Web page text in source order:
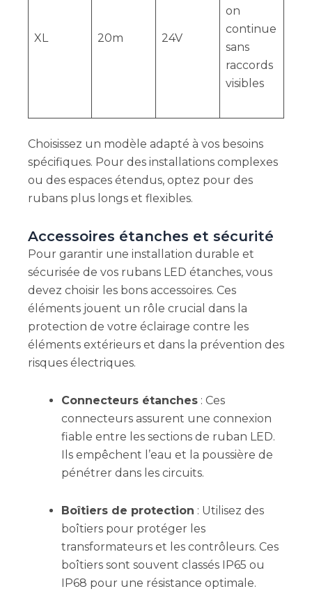
XL 20m 24V
on
continue
sans
raccords
visibles
Choisissez un modèle adapté à vos besoins
spécifiques. Pour des installations complexes
ou des espaces étendus, optez pour des
rubans plus longs et flexibles.
Accessoires étanches et sécurité
Pour garantir une installation durable et
sécurisée de vos rubans LED étanches, vous
devez choisir les bons accessoires. Ces
éléments jouent un rôle crucial dans la
protection de votre éclairage contre les
éléments extérieurs et dans la prévention des
risques électriques.
Connecteurs étanches: Ces
connecteurs assurent une connexion
fiable entre les sections de ruban LED.
Ils empêchent l’eau et la poussière de
pénétrer dans les circuits.
Boîtiers de protection : Utilisez des
boîtiers pour protéger les
transformateurs et les contrôleurs. Ces
boîtiers sont souvent classés IP65 ou
IP68 pour une résistance optimale.